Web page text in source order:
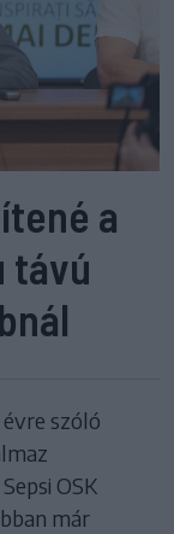
a
távú
szóló
OSK
már